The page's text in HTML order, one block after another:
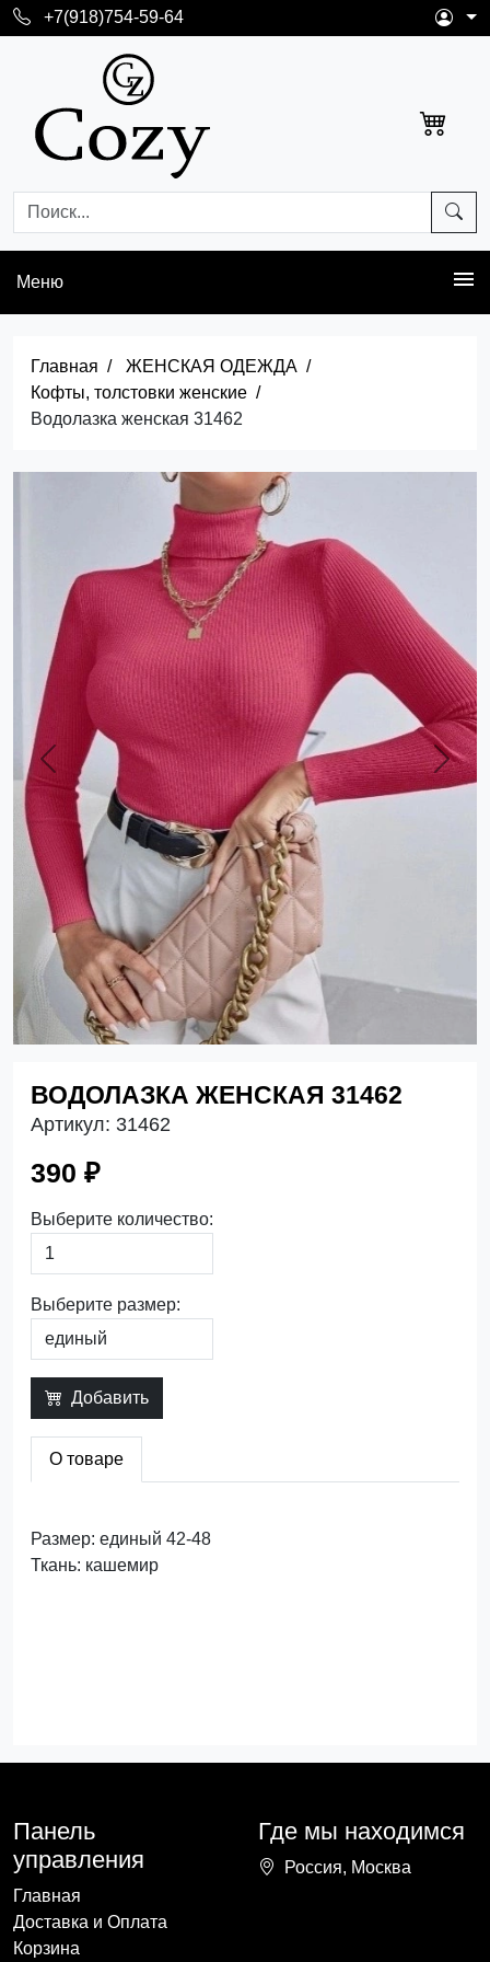
+7(918)754-59-64
Меню
Главная
ЖЕНСКАЯ ОДЕЖДА
Кофты, толстовки женские
Водолазка женская 31462
Previous Next
ВОДОЛАЗКА ЖЕНСКАЯ 31462
Артикул: 31462
390 ₽
Выберите количество:
Выберите размер:
Добавить
О товаре
Размер: единый 42-48
Ткань: кашемир
Панель
управления
Главная
Доставка и Оплата
Корзина
Где мы находимся
Россия, Москва